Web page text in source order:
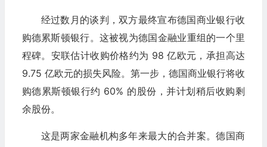
经过数月的谈判，双方最终宣布德国商业银行收
购德累斯顿银行。这被视为德国金融业重组的一个里
程碑。安联估计收购价格约为 98 亿欧元，承担高达
9.75 亿欧元的损失风险。第一步，德国商业银行将收
购德累斯顿银行约 60% 的股份，并计划稍后收购剩
余股份。
这是两家金融机构多年来最大的合并案。德国商